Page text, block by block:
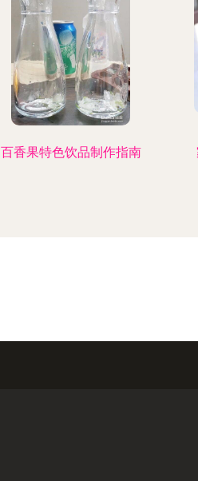
百香果特色饮品制作指南